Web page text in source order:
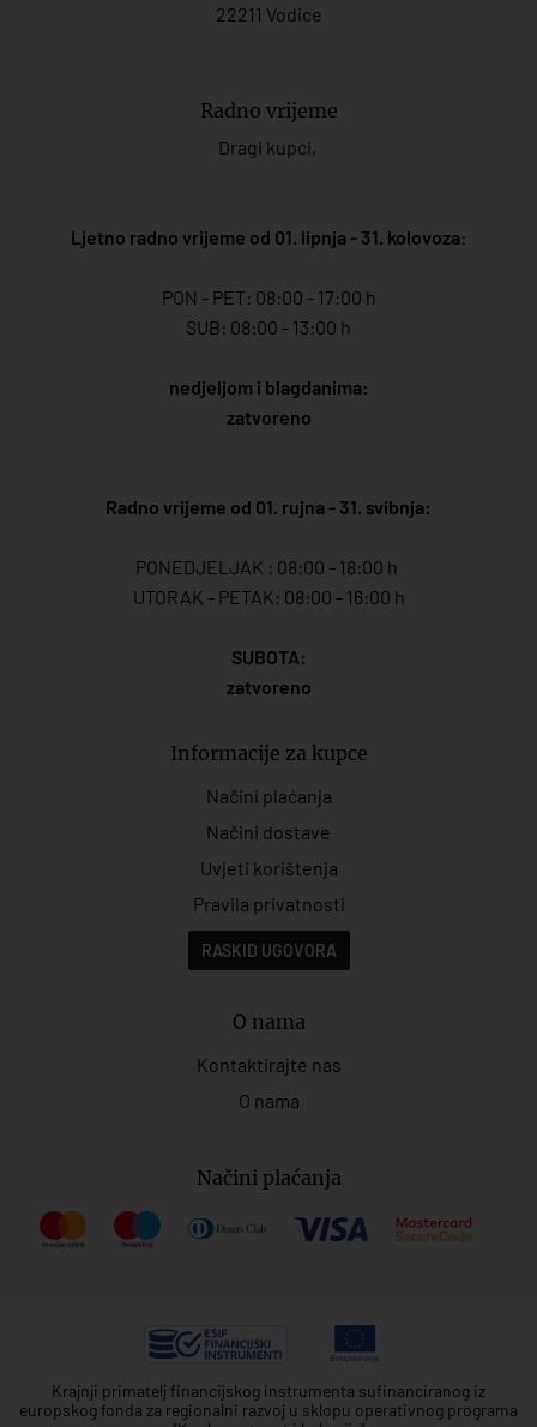
22211 Vodice
Radno vrijeme
Dragi kupci,
Ljetno radno vrijeme od 01. lipnja - 31. kolovoza:
PON - PET: 08:00 - 17:00 h
SUB: 08:00 - 13:00 h
nedjeljom i blagdanima:
zatvoreno
Radno vrijeme od 01. rujna - 31. svibnja:
PONEDJELJAK : 08:00 - 18:00 h
UTORAK - PETAK: 08:00 - 16:00 h
SUBOTA:
zatvoreno
Informacije za kupce
Načini plaćanja
Načini dostave
Uvjeti korištenja
Pravila privatnosti
RASKID UGOVORA
O nama
Kontaktirajte nas
O nama
Načini plaćanja
Krajnji primatelj financijskog instrumenta sufinanciranog iz
europskog fonda za regionalni razvoj u sklopu operativnog programa